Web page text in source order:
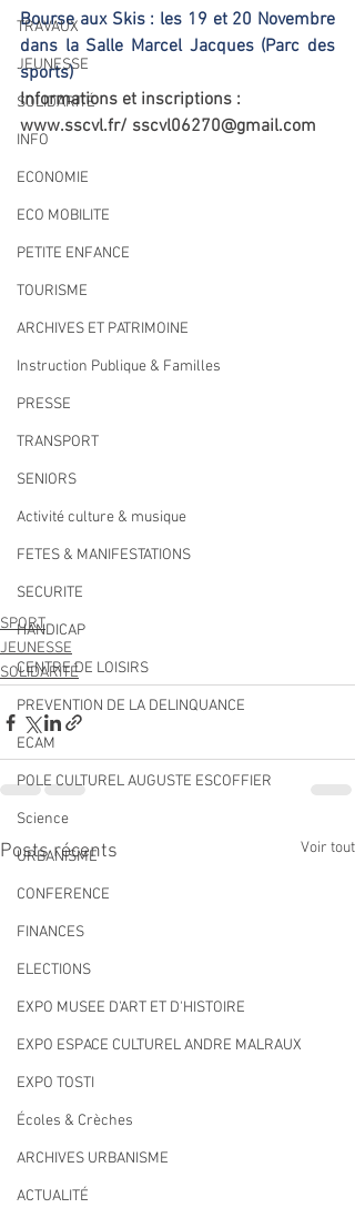
TRAVAUX
JEUNESSE
SOLIDARITÉ
INFO
ECONOMIE
ECO MOBILITE
PETITE ENFANCE
TOURISME
ARCHIVES ET PATRIMOINE
Instruction Publique & Familles
PRESSE
TRANSPORT
SENIORS
Activité culture & musique
FETES & MANIFESTATIONS
SECURITE
HANDICAP
CENTRE DE LOISIRS
PREVENTION DE LA DELINQUANCE
ECAM
POLE CULTUREL AUGUSTE ESCOFFIER
Science
URBANISME
CONFERENCE
FINANCES
ELECTIONS
EXPO MUSEE D'ART ET D'HISTOIRE
EXPO ESPACE CULTUREL ANDRE MALRAUX
EXPO TOSTI
Écoles & Crèches
ARCHIVES URBANISME
ACTUALITÉ
Bourse aux Skis : les 19 et 20 Novembre
dans la Salle Marcel Jacques (Parc des
sports)
Informations et inscriptions :
www.sscvl.fr/ sscvl06270@gmail.com
SPORT
JEUNESSE
SOLIDARITÉ
Posts récents Voir tout